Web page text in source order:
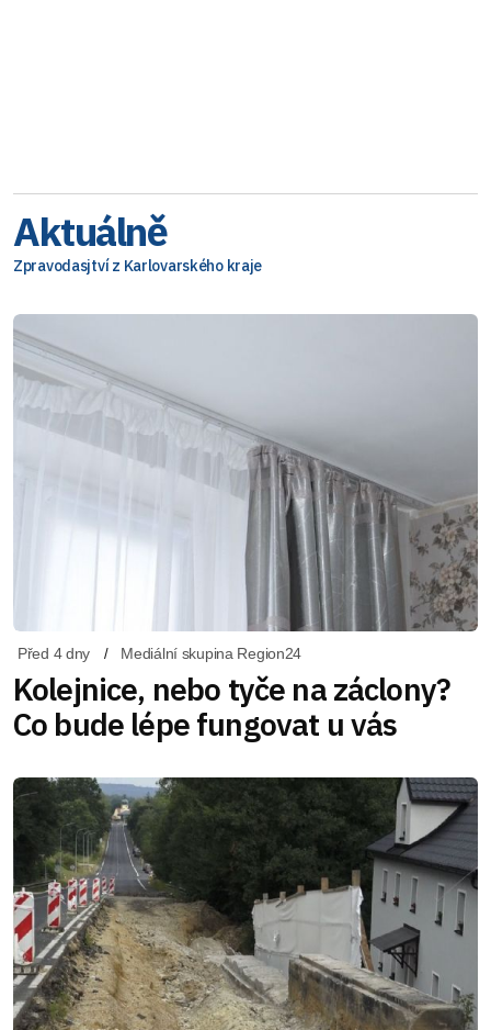
Aktuálně
Zpravodasjtví z Karlovarského kraje
Před 4 dny Mediální skupina Region24
Kolejnice, nebo tyče na záclony?
Co bude lépe fungovat u vás